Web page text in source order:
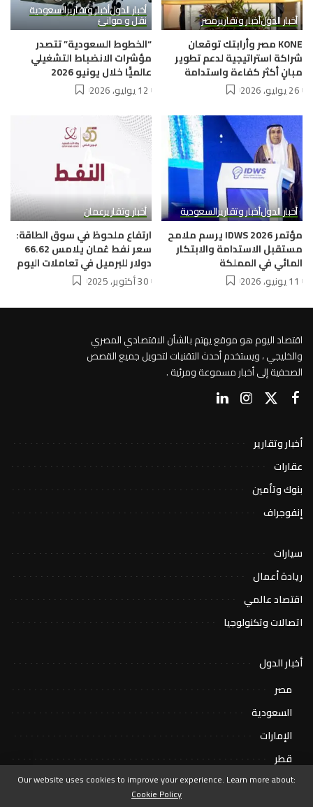
أخبار الدولأخبار وتقاريرمصر
KONE مصر وأرابتك توقعان
شراكة استراتيجية لدعم تطوير
مبانٍ أكثر كفاءة واستدامة
26 يوليو، 2026
أخبار الدولأخبار وتقاريرالسعودية
نقل و موانئ
“الخطوط السعودية” تتصدر
مؤشرات الانضباط التشغيلي
عالميًّا خلال يونيو 2026
12 يوليو، 2026
أخبار الدولأخبار وتقاريرالسعودية
مؤتمر IDWS 2026 يرسم ملامح
مستقبل الاستدامة والابتكار
المائي في المملكة
11 يونيو، 2026
أخبار وتقاريرعمان
ارتفاع ملحوظ في سوق الطاقة:
سعر نفط عُمان يلامس 66.62
دولار للبرميل في تعاملات اليوم
30 أكتوبر، 2025
اقتصاد اليوم هو موقع يهتم بالشأن الاقتصادي المصري
والخليجي ، ويستخدم أحدث التقنيات لتحويل جميع القصص
الصحفية إلى أخبار مسموعة ومرئية .
أخبار وتقارير
عقارات
بنوك وتأمين
إنفوجراف
سيارات
ريادة أعمال
اقتصاد عالمي
اتصالات وتكنولوجيا
أخبار الدول
مصر
السعودية
الإمارات
قطر
Our website uses cookies to improve your experience. Learn more about:
Cookie Policy